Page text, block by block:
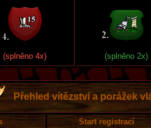
(splněno 4x) (splněno 2x)
Přehled vítězství a porážek
Start registrací